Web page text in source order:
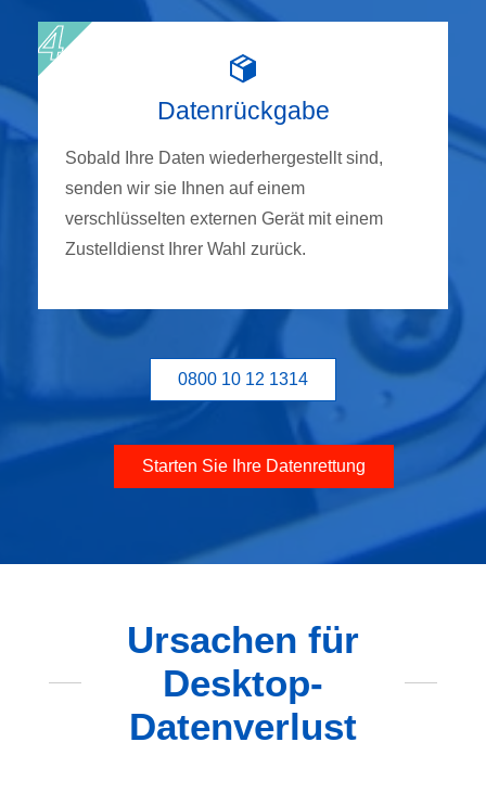
Datenrückgabe
Sobald Ihre Daten wiederhergestellt sind,
senden wir sie Ihnen auf einem
verschlüsselten externen Gerät mit einem
Zustelldienst Ihrer Wahl zurück.
0800 10 12 1314
Starten Sie Ihre Datenrettung
Ursachen für
Desktop-
Datenverlust